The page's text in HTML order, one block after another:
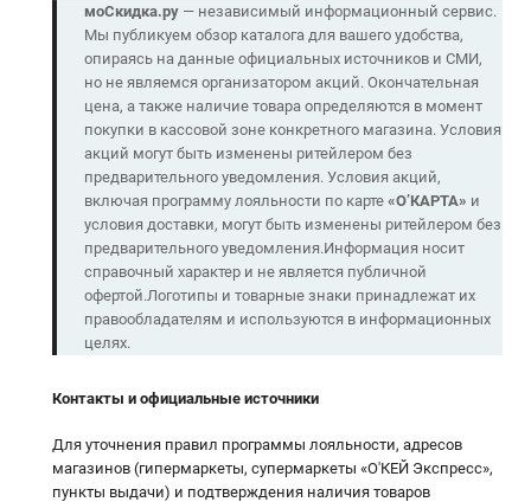
моСкидка.ру— независимый информационный сервис.
Мы публикуем обзор каталога для вашего удобства,
опираясь на данные официальных источников и СМИ,
но не являемся организатором акций. Окончательная
цена, а также наличие товара определяются в момент
покупки в кассовой зоне конкретного магазина. Условия
акций могут быть изменены ритейлером без
предварительного уведомления. Условия акций,
включая программу лояльности по карте «О’КАРТА» и
условия доставки, могут быть изменены ритейлером без
предварительного уведомления.Информация носит
справочный характер и не является публичной
офертой.Логотипы и товарные знаки принадлежат их
правообладателям и используются в информационных
целях.
Контакты и официальные источники
Для уточнения правил программы лояльности, адресов
магазинов (гипермаркеты, супермаркеты «О'КЕЙ Экспресс»,
пункты выдачи) и подтверждения наличия товаров